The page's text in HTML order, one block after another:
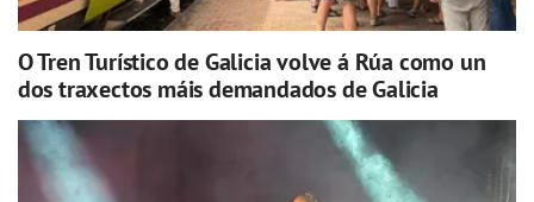
O Tren Turístico de Galicia volve á Rúa como un
dos traxectos máis demandados de Galicia